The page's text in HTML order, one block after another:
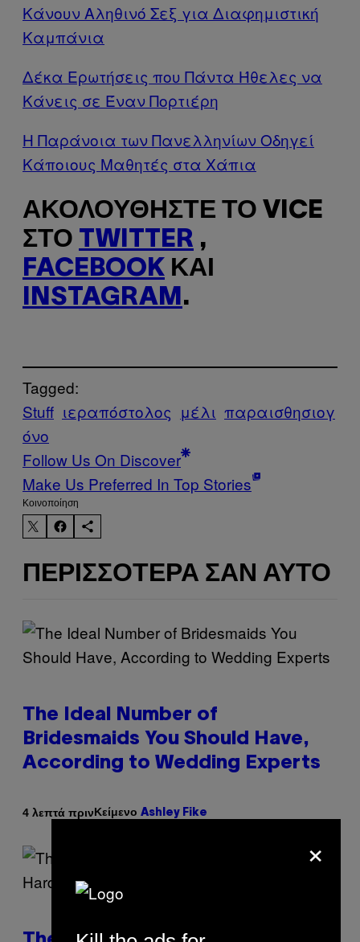
Κάνουν Αληθινό Σεξ για Διαφημιστική
Καμπάνια
Δέκα Ερωτήσεις που Πάντα Ήθελες να
Κάνεις σε Έναν Πορτιέρη
Η Παράνοια των Πανελληνίων Οδηγεί
Κάποιους Μαθητές στα Χάπια
ΑΚΟΛΟΥΘΉΣΤΕ ΤΟ VICE
ΣΤΟ TWITTER ,
FACEBOOK ΚΑΙ
INSTAGRAM .
Tagged:
Stuff ιεραπόστολος μέλι παραισθησιογ
όνο
Follow Us On Discover
Make Us Preferred In Top Stories
Kοινοποίηση
ΠΕΡΙΣΣΌΤΕΡΑ ΣΑΝ ΑΥΤΌ
The Ideal Number of
Bridesmaids You Should Have,
According to Wedding Experts
4 λεπτά πρινΚείμενο Ashley Fike
×